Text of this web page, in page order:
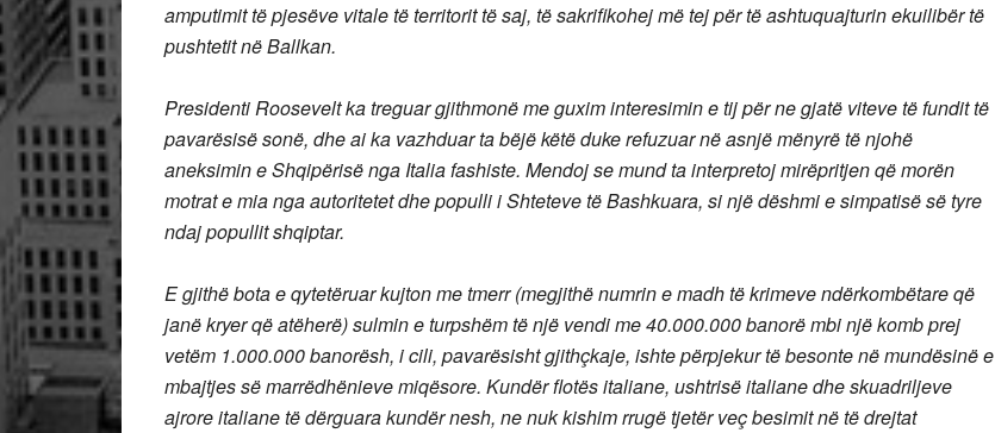
amputimit të pjesëve vitale të territorit të saj, të sakrifikohej më tej për të ashtuquajturin ekuilibër të
pushtetit në Ballkan.
Presidenti Roosevelt ka treguar gjithmonë me guxim interesimin e tij për ne gjatë viteve të fundit të
pavarësisë sonë, dhe ai ka vazhduar ta bëjë këtë duke refuzuar në asnjë mënyrë të njohë
aneksimin e Shqipërisë nga Italia fashiste. Mendoj se mund ta interpretoj mirëpritjen që morën
motrat e mia nga autoritetet dhe populli i Shteteve të Bashkuara, si një dëshmi e simpatisë së tyre
ndaj popullit shqiptar.
E gjithë bota e qytetëruar kujton me tmerr (megjithë numrin e madh të krimeve ndërkombëtare që
janë kryer që atëherë) sulmin e turpshëm të një vendi me 40.000.000 banorë mbi një komb prej
vetëm 1.000.000 banorësh, i cili, pavarësisht gjithçkaje, ishte përpjekur të besonte në mundësinë e
mbajtjes së marrëdhënieve miqësore. Kundër flotës italiane, ushtrisë italiane dhe skuadriljeve
ajrore italiane të dërguara kundër nesh, ne nuk kishim rrugë tjetër veç besimit në të drejtat